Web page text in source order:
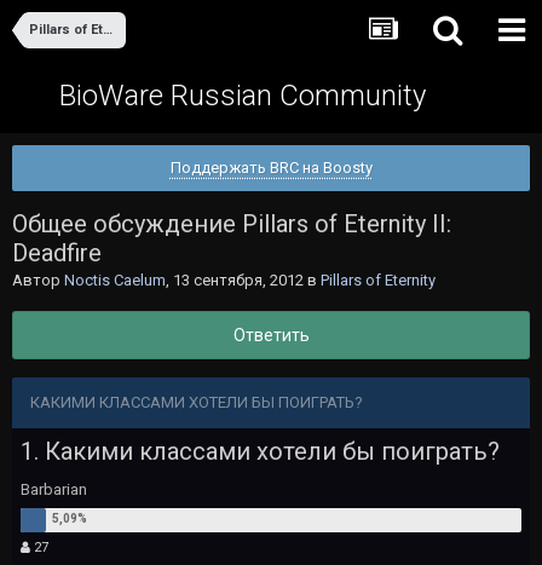
Pillars of Eternity
BioWare Russian Community
Поддержать BRC на Boosty
Общее обсуждение Pillars of Eternity II:
Deadfire
Автор Noctis Caelum, 13 сентября, 2012 в Pillars of Eternity
Ответить
КАКИМИ КЛАССАМИ ХОТЕЛИ БЫ ПОИГРАТЬ?
1. Какими классами хотели бы поиграть?
Barbarian
27